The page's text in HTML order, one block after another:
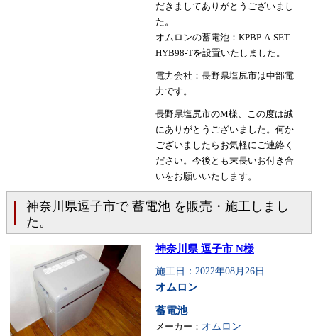
だきましてありがとうございまし
た。
オムロンの蓄電池：KPBP-A-SET-
HYB98-Tを設置いたしました。
電力会社：長野県塩尻市は中部電
力です。
長野県塩尻市のM様、この度は誠
にありがとうございました。何か
ございましたらお気軽にご連絡く
ださい。今後とも末長いお付き合
いをお願いいたします。
神奈川県逗子市で 蓄電池 を販売・施工しまし
た。
神奈川県 逗子市 N様
施工日：2022年08月26日
オムロン
蓄電池
メーカー： オムロン